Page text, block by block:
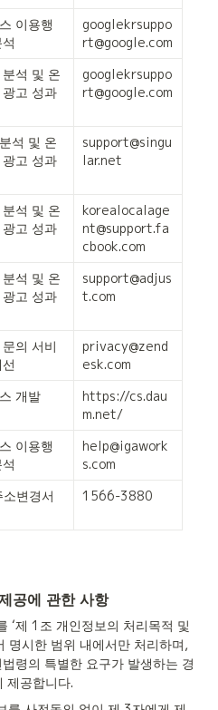
이용행
googlekrsuppo
rt@google.com
석 및 온
광고 성과
googlekrsuppo
rt@google.com
석 및 온
광고 성과
support@singu
lar.net
석 및 온
광고 성과
korealocalage
nt@support.fa
cbook.com
석 및 온
광고 성과
support@adjus
t.com
의 서비
privacy@zend
esk.com
개발
https://cs.dau
m.net/
이용행
help@igawork
s.com
소변경서
1566-3880
공에 관한 사항
‘제 1조 개인정보의 처리목적 및
명시한 범위 내에서만 처리하며,
령의 특별한 요구가 발생하는 경
제공합니다.